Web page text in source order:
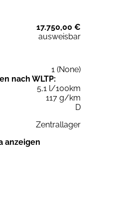
17.750,00 €
ausweisbar
1 (None)
nach WLTP:
5,1 l/100km
117 g/km
D
Zentrallager
anzeigen